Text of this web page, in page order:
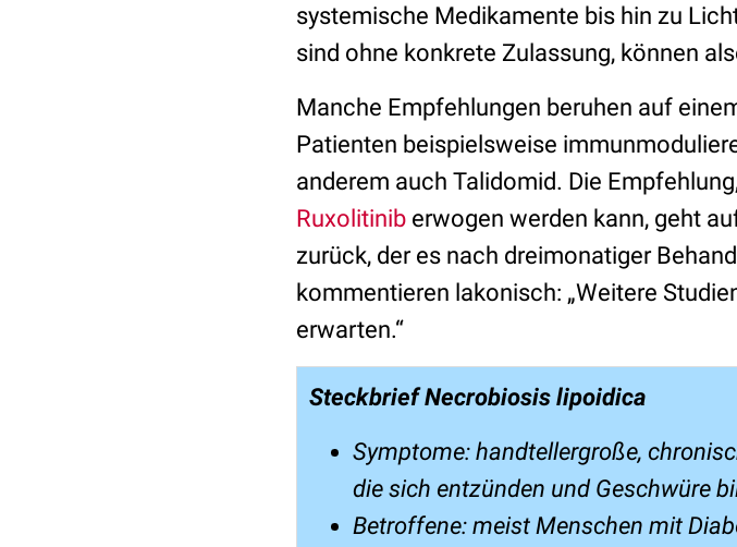
systemische Medikamente bis hin zu
sind ohne konkrete Zulassung, können
Manche Empfehlungen beruhen auf
Patienten beispielsweise
anderem auch Talidomid. Die
Ruxolitinib erwogen werden kann, geht
zurück, der es nach dreimonatiger
kommentieren lakonisch: „Weitere
erwarten.“
Steckbrief Necrobiosis lipoidica
Symptome: handtellergroße,
die sich entzünden und Geschwüre
Betroffene: meist Menschen mit